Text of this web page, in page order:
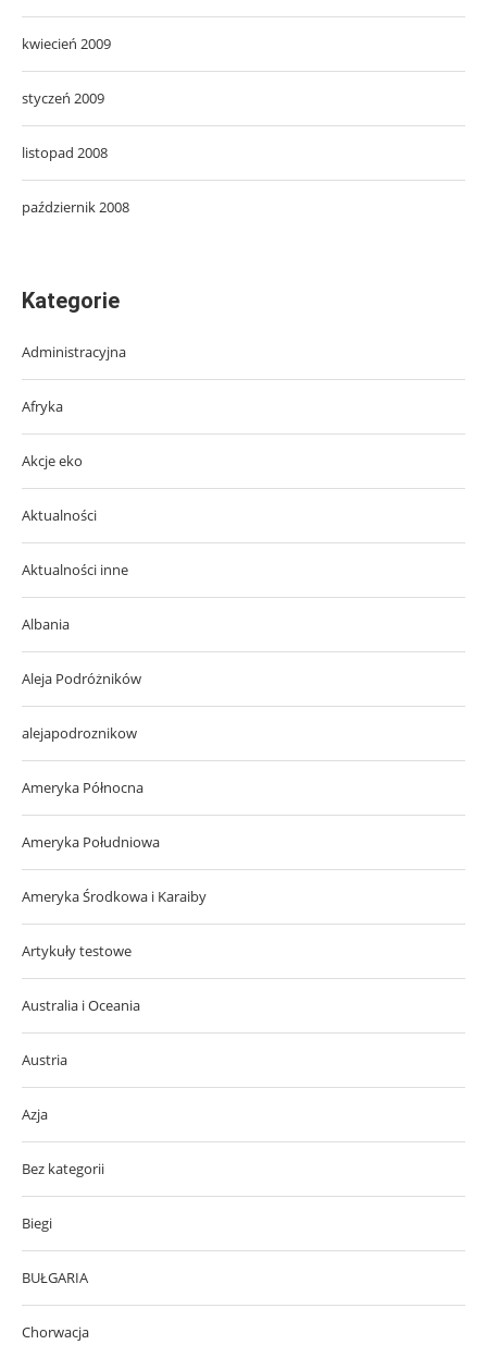
kwiecień 2009
styczeń 2009
listopad 2008
październik 2008
Kategorie
Administracyjna
Afryka
Akcje eko
Aktualności
Aktualności inne
Albania
Aleja Podróżników
alejapodroznikow
Ameryka Północna
Ameryka Południowa
Ameryka Środkowa i Karaiby
Artykuły testowe
Australia i Oceania
Austria
Azja
Bez kategorii
Biegi
BUŁGARIA
Chorwacja